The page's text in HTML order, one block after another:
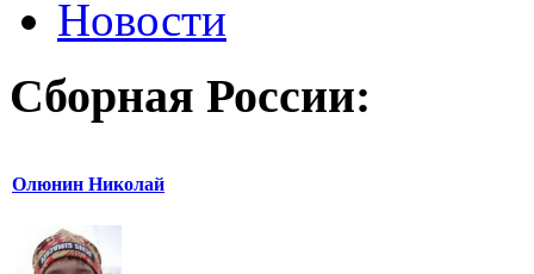
Новости
Сборная России:
Олюнин Николай